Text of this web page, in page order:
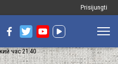
Меню
користувача
Prisijungti
час 21:40